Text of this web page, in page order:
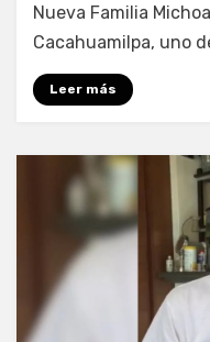
Nueva Familia
Cacahuamilpa, uno
Leer más